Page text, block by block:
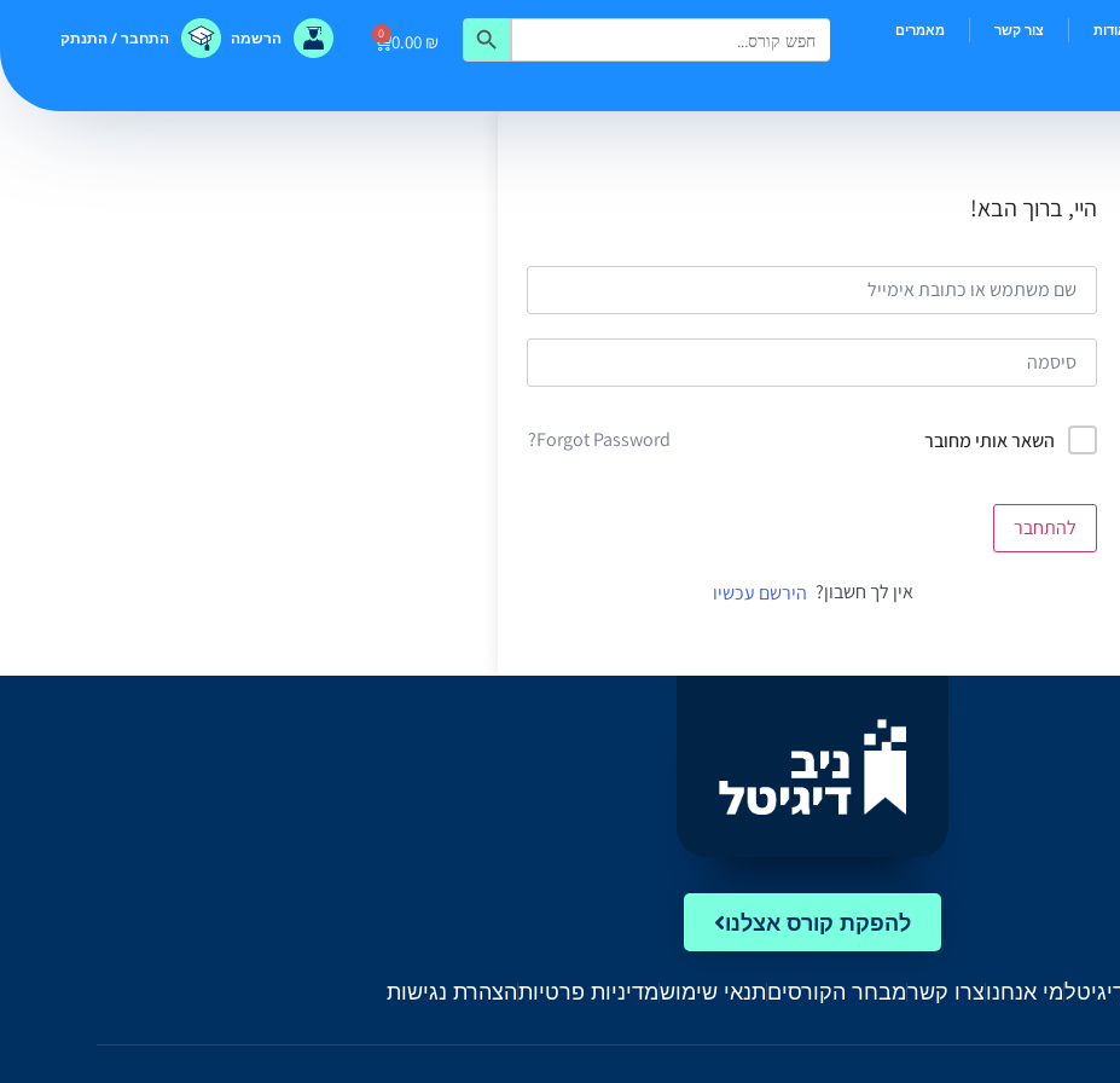
צור קשר מאמרים Search
for:
Search Button
0.00 ₪
0 הרשמה התחבר / התנתק
היי, ברוך הבא!
השאר אותי מחובר Forgot Password?
להתחבר
אין לך חשבון? הירשם עכשיו
להפקת קורס אצלנו
מי אנחנוצרו קשרמבחר הקורסיםתנאי שימושמדיניות פרטיותהצהרת נגישות